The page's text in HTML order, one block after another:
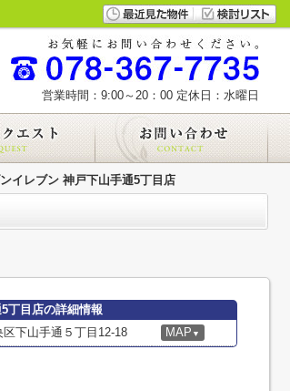
営業時間：9:00～20：00 定休日：水曜日
イレブン 神戸下山手通5丁目店
丁目店の詳細情報
下山手通５丁目12-18 MAP ▼